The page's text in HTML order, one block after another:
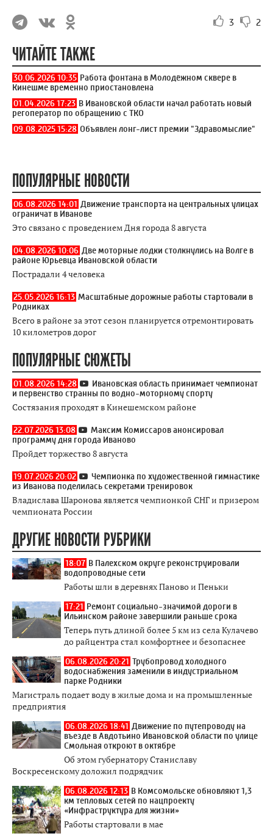
3 2
ЧИТАЙТЕ ТАКЖЕ
30.06.2026 10:35 Работа фонтана в Молодёжном сквере в
Кинешме временно приостановлена
01.04.2026 17:23 В Ивановской области начал работать новый
регоператор по обращению с ТКО
09.08.2025 15:28 Объявлен лонг-лист премии "Здравомыслие"
ПОПУЛЯРНЫЕ НОВОСТИ
06.08.2026 14:01 Движение транспорта на центральных улицах
ограничат в Иванове
Это связано с проведением Дня города 8 августа
04.08.2026 10:06 Две моторные лодки столкнулись на Волге в
районе Юрьевца Ивановской области
Пострадали 4 человека
25.05.2026 16:13 Масштабные дорожные работы стартовали в
Родниках
Всего в районе за этот сезон планируется отремонтировать
10 километров дорог
ПОПУЛЯРНЫЕ СЮЖЕТЫ
01.08.2026 14:28
Ивановская область принимает чемпионат
и первенство странны по водно-моторному спорту
Состязания проходят в Кинешемском районе
22.07.2026 13:08
Максим Комиссаров анонсировал
программу дня города Иваново
Пройдет торжество 8 августа
19.07.2026 20:02
Чемпионка по художественной гимнастике
из Иванова поделилась секретами тренировок
Владислава Шаронова является чемпионкой СНГ и призером
чемпионата России
ДРУГИЕ НОВОСТИ РУБРИКИ
18:07 В Палехском округе реконструировали
водопроводные сети
Работы шли в деревнях Паново и Пеньки
17:21 Ремонт социально-значимой дороги в
Ильинском районе завершили раньше срока
Теперь путь длиной более 5 км из села Кулачево
до райцентра стал комфортнее и безопаснее
06.08.2026 20:21 Трубопровод холодного
водоснабжения заменили в индустриальном
парке Родники
Магистраль подает воду в жилые дома и на промышленные
предприятия
06.08.2026 18:41 Движение по путепроводу на
въезде в Авдотьино Ивановской области по улице
Смольная откроют в октябре
Об этом губернатору Станиславу
Воскресенскому доложил подрядчик
06.08.2026 12:13 В Комсомольске обновляют 1,3
км тепловых сетей по нацпроекту
«Инфраструктура для жизни»
Работы стартовали в мае